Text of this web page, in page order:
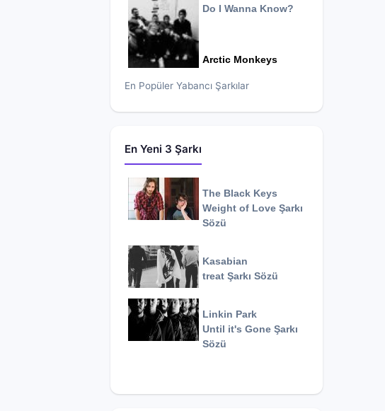
Do I Wanna Know?
Arctic Monkeys
En Popüler Yabancı Şarkılar
En Yeni 3 Şarkı
The Black Keys
Weight of Love Şarkı
Sözü
Kasabian
treat Şarkı Sözü
Linkin Park
Until it's Gone Şarkı
Sözü